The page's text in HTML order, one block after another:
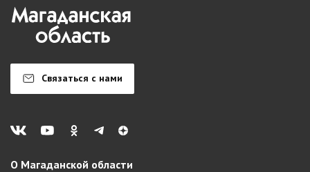
Связаться с нами
О Магаданской области